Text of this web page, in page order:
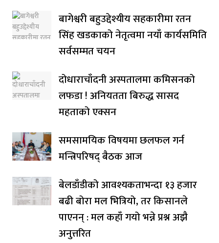
बागेश्वरी बहुउद्देश्यीय सहकारीमा रतन
सिंह खडकाको नेतृत्वमा नयाँ कार्यसमिति
सर्वसम्मत चयन
दोधाराचाँदनी अस्पतालमा कमिसनको
लफडा ! अनियतता बिरुद्ध सासद
महताको एक्सन
समसामयिक विषयमा छलफल गर्न
मन्त्रिपरिषद् बैठक आज
बेलडाँडीको आवश्यकताभन्दा १३ हजार
बढी बोरा मल भित्रियो, तर किसानले
पाएनन् : मल कहाँ गयो भन्ने प्रश्न अझै
अनुत्तरित